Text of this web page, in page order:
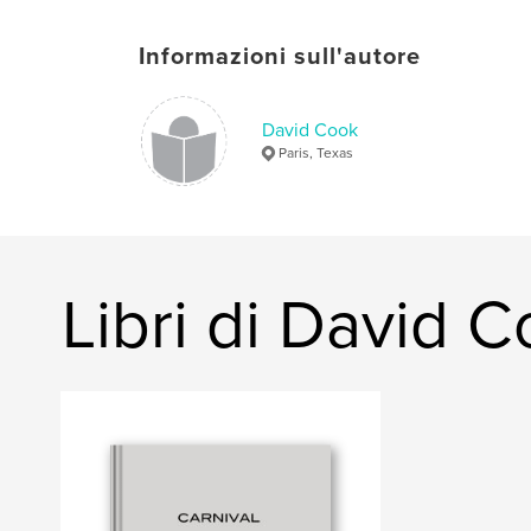
Informazioni sull'autore
David Cook
Paris, Texas
Libri di David